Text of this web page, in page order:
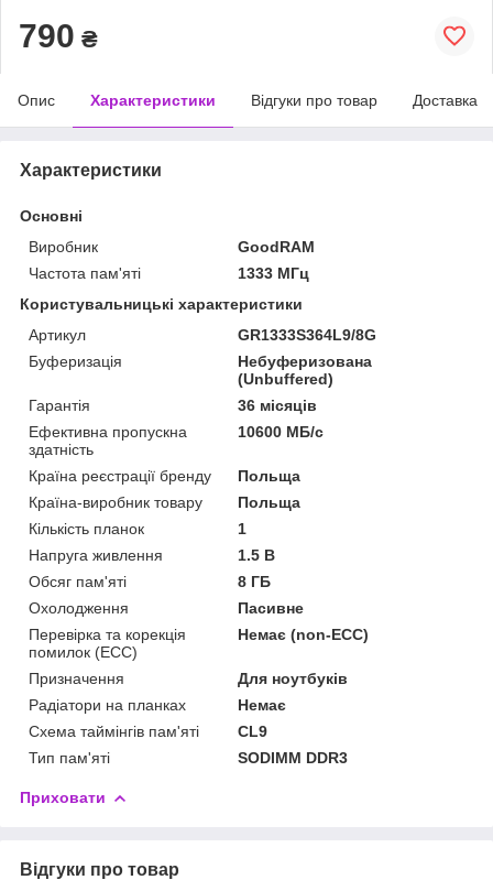
790 ₴
Опис Характеристики Відгуки про товар Доставка
Характеристики
Основні
Виробник
GoodRAM
Частота пам'яті
1333 МГц
Користувальницькі характеристики
Артикул
GR1333S364L9/8G
Буферизація
Небуферизована
(Unbuffered)
Гарантія
36 місяців
Ефективна пропускна
здатність
10600 МБ/с
Країна реєстрації бренду
Польща
Країна-виробник товару
Польща
Кількість планок
1
Напруга живлення
1.5 В
Обсяг пам'яті
8 ГБ
Охолодження
Пасивне
Перевірка та корекція
помилок (ECC)
Немає (non-ECC)
Призначення
Для ноутбуків
Радіатори на планках
Немає
Схема таймінгів пам'яті
CL9
Тип пам'яті
SODIMM DDR3
Приховати
Відгуки про товар